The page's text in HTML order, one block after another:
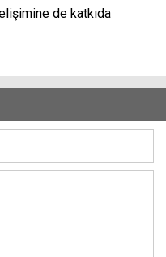
de katkıda